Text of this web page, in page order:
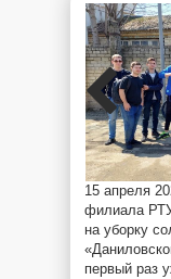
15 апреля
филиала
на уборку
первый раз